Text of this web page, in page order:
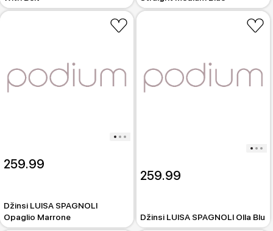
259.99
Džinsi LUISA SPAGNOLI
Opaglio Marrone
259.99
Džinsi LUISA SPAGNOLI Olla Blu